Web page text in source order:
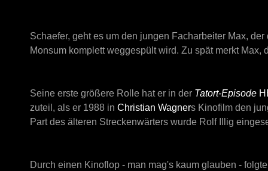
Schaefer, geht es um den jungen Facharbeiter Max,
Monsum komplett weggespült wird. Zu spät merkt
Seine erste größere Rolle hat er in der Tatort-Episode
zuteil, als er 1988 in Christian Wagners Kinofilm den
Part des älteren Streckenwärters wurde Rolf Illig
Durch einen Kinoflop - man mag's kaum glauben -